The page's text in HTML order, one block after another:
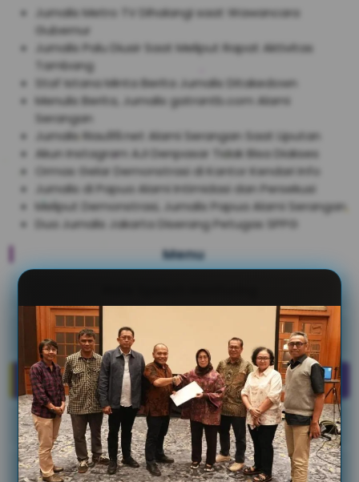
Jurnalis Metro TV Dihalangi saat Wawancara
Gubernur
Jurnalis Palu Diusir Saat Meliput Rapat Aktivitas
Tambang
Staf Istana Minta Berita Jurnalis Ditakedown
Menulis Berita, Jurnalis gatrantb.com Alami
Serangan
Jurnalis Riau99.net Alami Serangan Saat Liputan
Akun Instagram AJI Denpasar Tidak Bisa Diakses
Ormas Gelar Demonstrasi di Kantor Kendari Info
Jurnalis di Papua Alami Intimidasi dan Persekusi
Meliput Demonstrasi, Jurnalis Papua Alami Serangan
Dua Jurnalis Jakarta Diserang Petugas SPPG
Menu
Kasus Kekerasan Jurnalis
Buku & Publikasi
Undang Undang
Regulasi Media Online